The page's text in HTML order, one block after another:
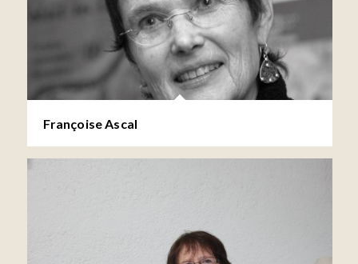
Françoise Ascal